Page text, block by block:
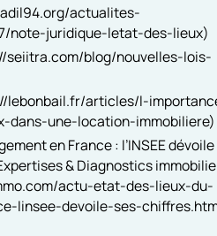
actualites-
note-juridique-letat-des-lieux)
seiitra.com/blog/nouvelles-lois-
lebonbail.fr/articles/l-
dans-une-location-immobiliere)
en France : l’INSEE dévoile
& Diagnostics
actu-etat-des-lieux-du-
linsee-devoile-ses-